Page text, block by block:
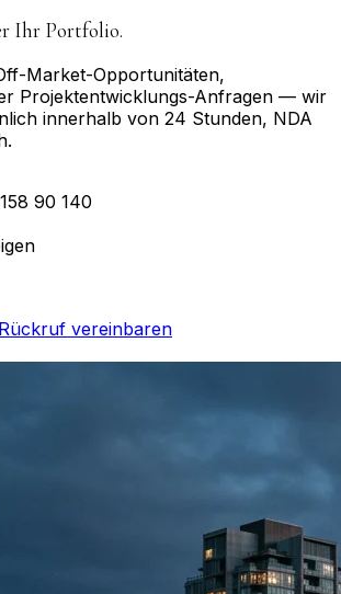
Ihr Portfolio.
Market-Opportunitäten,
Projektentwicklungs-Anfragen — wir
innerhalb von 24 Stunden, NDA
90 140
Rückruf vereinbaren